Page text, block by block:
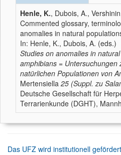
Henle, K., Dubois, A.,
Commented glossary,
anomalies in natural
In: Henle, K., Dubois, A. (eds.)
Studies on anomalies in
amphibians = Untersuchungen
natürlichen Populationen von
Mertensiella 25 (Suppl. zu
Deutsche Gesellschaft für
Terrarienkunde (DGHT),
Das UFZ wird institutionell